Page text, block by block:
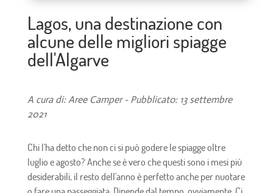
Lagos, una destinazione con
alcune delle migliori spiagge
dell'Algarve
A cura di: Aree Camper - Pubblicato: 13 settembre
2021
Chi l'ha detto che non ci si può godere le spiagge oltre
luglio e agosto? Anche se è vero che questi sono i mesi più
desiderabili, il resto dell'anno è perfetto anche per nuotare